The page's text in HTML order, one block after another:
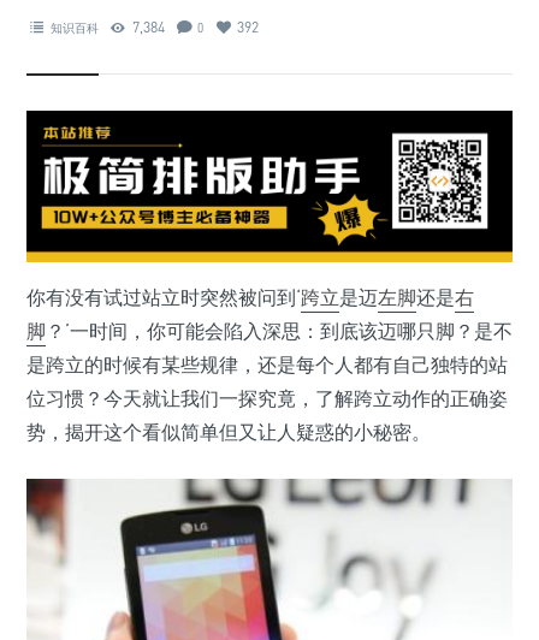
知识百科 7,384 0 392
你有没有试过站立时突然被问到‘跨立是迈左脚还是右
脚 ？’一时间，你可能会陷入深思：到底该迈哪只脚？是不
是跨立的时候有某些规律，还是每个人都有自己独特的站
位习惯？今天就让我们一探究竟，了解跨立动作的正确姿
势，揭开这个看似简单但又让人疑惑的小秘密。